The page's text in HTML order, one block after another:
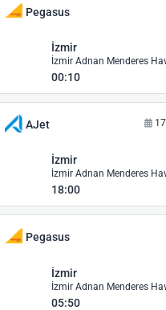
Pegasus
İzmir
00:10
AJet
İzmir
18:00
Pegasus
İzmir
05:50